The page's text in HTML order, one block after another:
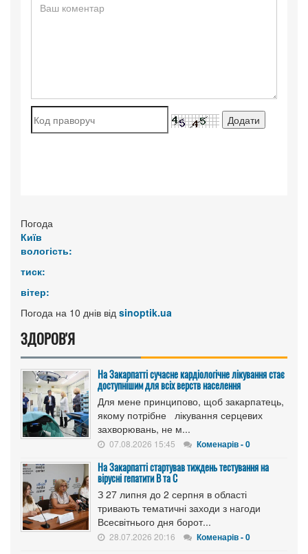
Погода
Київ
вологість:
тиск:
вітер:
Погода на 10 днів від sinoptik.ua
ЗДОРОВ'Я
На Закарпатті сучасне кардіологічне лікування стає
доступнішим для всіх верств населення
Для мене принципово, щоб закарпатець,
якому потрібне лікування серцевих
захворювань, не м...
07.08.2026 15:45 Коменарів - 0
На Закарпатті стартував тиждень тестування на
вірусні гепатити B та C
З 27 липня до 2 серпня в області
тривають тематичні заходи з нагоди
Всесвітнього дня борот...
28.07.2026 20:16 Коменарів - 0